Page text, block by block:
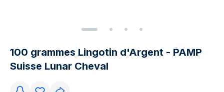
100 grammes Lingotin d'Argent - PAMP
Suisse Lunar Cheval